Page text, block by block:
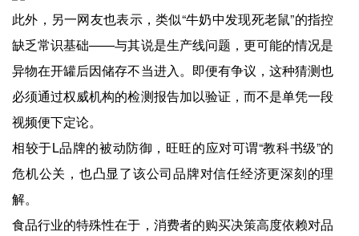
此外，另一网友也表示，类似“牛奶中发现死老鼠”的指控
缺乏常识基础——与其说是生产线问题，更可能的情况是
异物在开罐后因储存不当进入。即便有争议，这种猜测也
必须通过权威机构的检测报告加以验证，而不是单凭一段
视频便下定论。
相较于L品牌的被动防御，旺旺的应对可谓“教科书级”的
危机公关，也凸显了该公司品牌对信任经济更深刻的理
解。
食品行业的特殊性在于，消费者的购买决策高度依赖对品